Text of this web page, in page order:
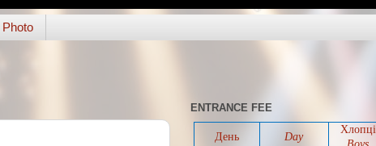
Photo
ENTRANCE FEE
День Day
Хлопці